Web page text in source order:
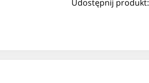
Udostępnij produkt: